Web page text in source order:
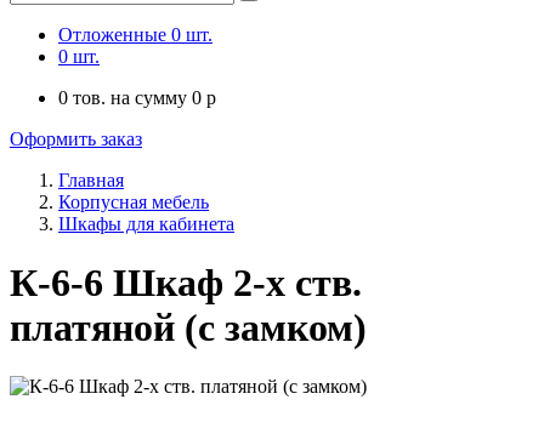
Отложенные 0 шт.
0 шт.
0 тов. на сумму 0 p
Оформить заказ
Главная
Корпусная мебель
Шкафы для кабинета
К-6-6 Шкаф 2-х ств.
платяной (с замком)